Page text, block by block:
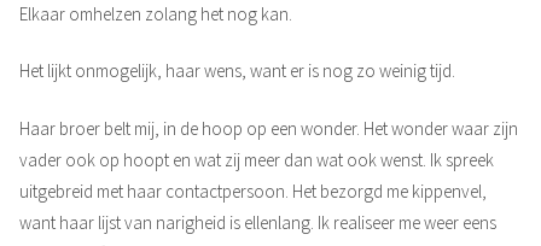
Elkaar omhelzen zolang het nog kan.
Het lijkt onmogelijk, haar wens, want er is nog zo weinig tijd.
Haar broer belt mij, in de hoop op een wonder. Het wonder waar zijn
vader ook op hoopt en wat zij meer dan wat ook wenst. Ik spreek
uitgebreid met haar contactpersoon. Het bezorgd me kippenvel,
want haar lijst van narigheid is ellenlang. Ik realiseer me weer eens